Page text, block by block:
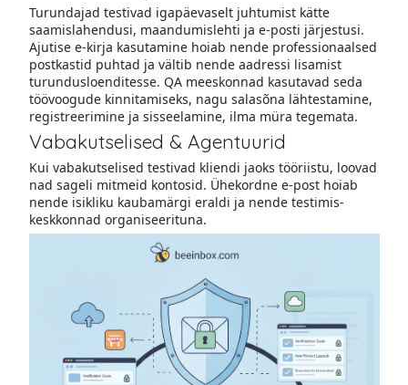
Turundajad testivad igapäevaselt juhtumist kätte
saamislahendusi, maandumislehti ja e-posti järjestusi.
Ajutise e-kirja kasutamine hoiab nende professionaalsed
postkastid puhtad ja vältib nende aadressi lisamist
turundusloenditesse. QA meeskonnad kasutavad seda
töövoogude kinnitamiseks, nagu salasõna lähtestamine,
registreerimine ja sisseelamine, ilma müra tegemata.
Vabakutselised & Agentuurid
Kui vabakutselised testivad kliendi jaoks tööriistu, loovad
nad sageli mitmeid kontosid. Ühekordne e-post hoiab
nende isikliku kaubamärgi eraldi ja nende testimis­
keskkonnad organiseerituna.